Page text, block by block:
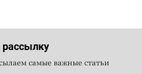
самые важные статьи